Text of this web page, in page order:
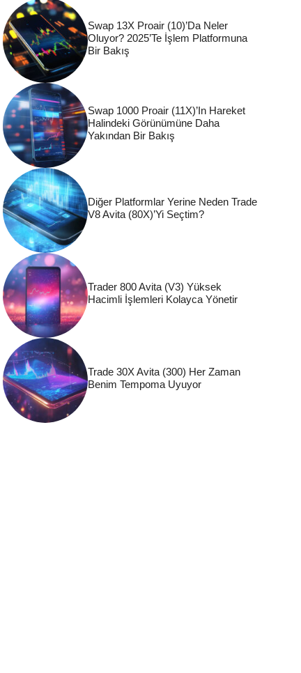
Swap 13X Proair (10)’da Neler
Oluyor? 2025’te İşlem Platformuna
Bir Bakış
Swap 1000 Proair (11X)’in Hareket
Halindeki Görünümüne Daha
Yakından Bir Bakış
Diğer Platformlar Yerine Neden Trade
V8 Avita (80X)’yi Seçtim?
Trader 800 Avita (V3) Yüksek
Hacimli İşlemleri Kolayca Yönetir
Trade 30X Avita (300) Her Zaman
Benim Tempoma Uyuyor